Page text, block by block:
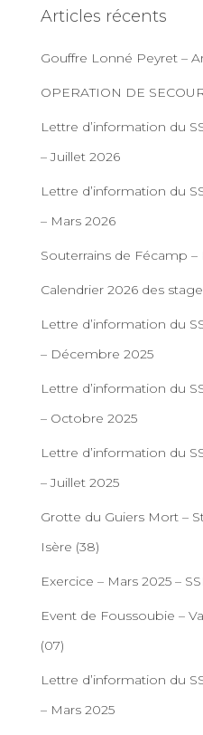
Articles récents
Gouffre Lonné Peyret –
OPERATION DE
Lettre d’information du
– Juillet 2026
Lettre d’information du
– Mars 2026
Souterrains de Fécamp –
Calendrier 2026 des
Lettre d’information du
– Décembre 2025
Lettre d’information du
– Octobre 2025
Lettre d’information du
– Juillet 2025
Grotte du Guiers Mort –
Isère (38)
Exercice – Mars 2025 –
Event de Foussoubie –
(07)
Lettre d’information du
– Mars 2025